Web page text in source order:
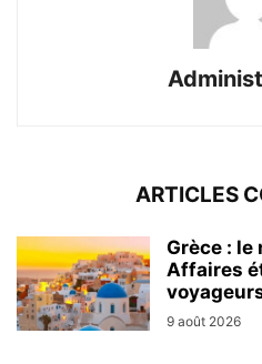
ARTICLES
Grèce :
Affaires
9 août 2026